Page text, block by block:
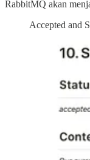
RabbitMQ akan
Accepted and